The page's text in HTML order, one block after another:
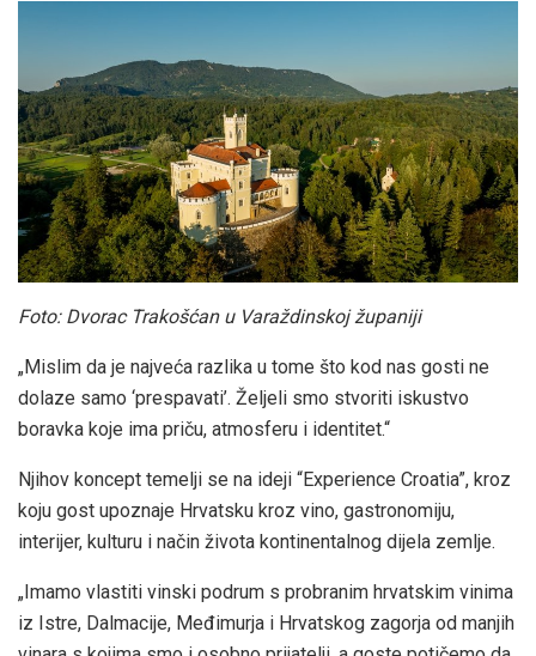
Foto: Dvorac Trakošćan u Varaždinskoj županiji
„Mislim da je najveća razlika u tome što kod nas gosti ne
dolaze samo ‘prespavati’. Željeli smo stvoriti iskustvo
boravka koje ima priču, atmosferu i identitet.“
Njihov koncept temelji se na ideji “Experience Croatia”, kroz
koju gost upoznaje Hrvatsku kroz vino, gastronomiju,
interijer, kulturu i način života kontinentalnog dijela zemlje.
„Imamo vlastiti vinski podrum s probranim hrvatskim vinima
iz Istre, Dalmacije, Međimurja i Hrvatskog zagorja od manjih